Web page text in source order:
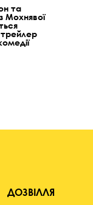
та
Мохнявої
трейлер
ДОЗВІЛЛЯ